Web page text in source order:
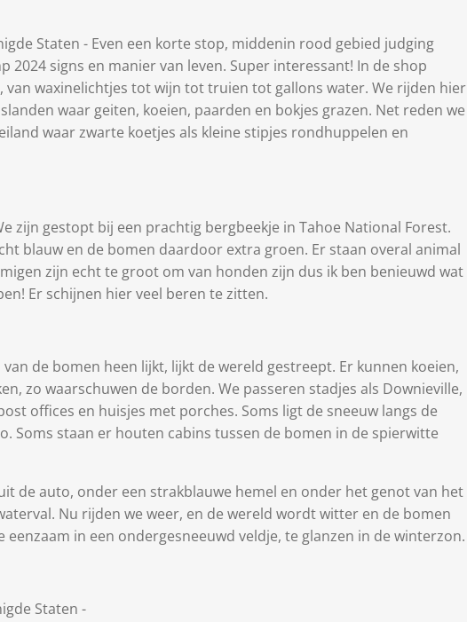
Staten - Even een korte stop, middenin rood gebied judging
2024 signs en manier van leven. Super interessant! In de shop
van waxinelichtjes tot wijn tot truien tot gallons water. We rijden hier
waar geiten, koeien, paarden en bokjes grazen. Net reden we
waar zwarte koetjes als kleine stipjes rondhuppelen en
zijn gestopt bij een prachtig bergbeekje in Tahoe National Forest.
blauw en de bomen daardoor extra groen. Er staan overal animal
zijn echt te groot om van honden zijn dus ik ben benieuwd wat
Er schijnen hier veel beren te zitten.
de bomen heen lijkt, lijkt de wereld gestreept. Er kunnen koeien,
zo waarschuwen de borden. We passeren stadjes als Downieville,
offices en huisjes met porches. Soms ligt de sneeuw langs de
Soms staan er houten cabins tussen de bomen in de spierwitte
de auto, onder een strakblauwe hemel en onder het genot van het
Nu rijden we weer, en de wereld wordt witter en de bomen
eenzaam in een ondergesneeuwd veldje, te glanzen in de winterzon.
Staten -